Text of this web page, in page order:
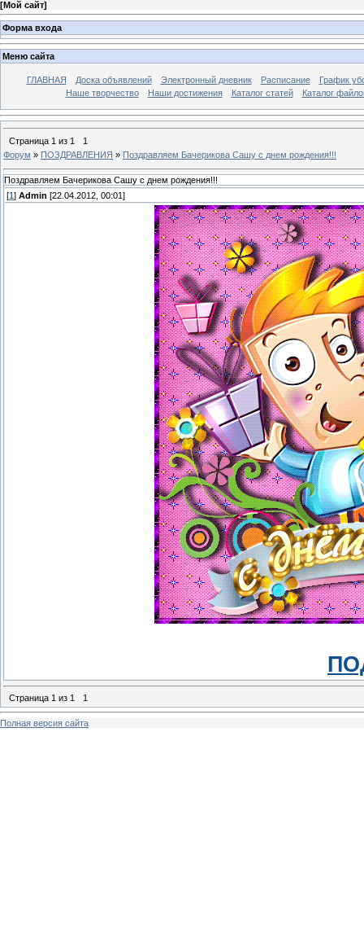
[Мой сайт]
Форма входа
Меню сайта
ГЛАВНАЯ Доска объявлений Электронный дневник Расписание
График
Наше творчество
Наши достижения Каталог статей Каталог
Страница 1 из 1
1
Форум » ПОЗДРАВЛЕНИЯ » Поздравляем Бачерикова Сашу с днем рождения!!!
Поздравляем Бачерикова Сашу с днем рождения!!!
[1 ] Admin [22.04.2012, 00:01]
Страница 1 из 1 1
Полная версия сайта